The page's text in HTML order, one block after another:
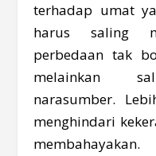
terhadap umat
harus saling
perbedaan tak
melainkan
narasumber.
menghindari